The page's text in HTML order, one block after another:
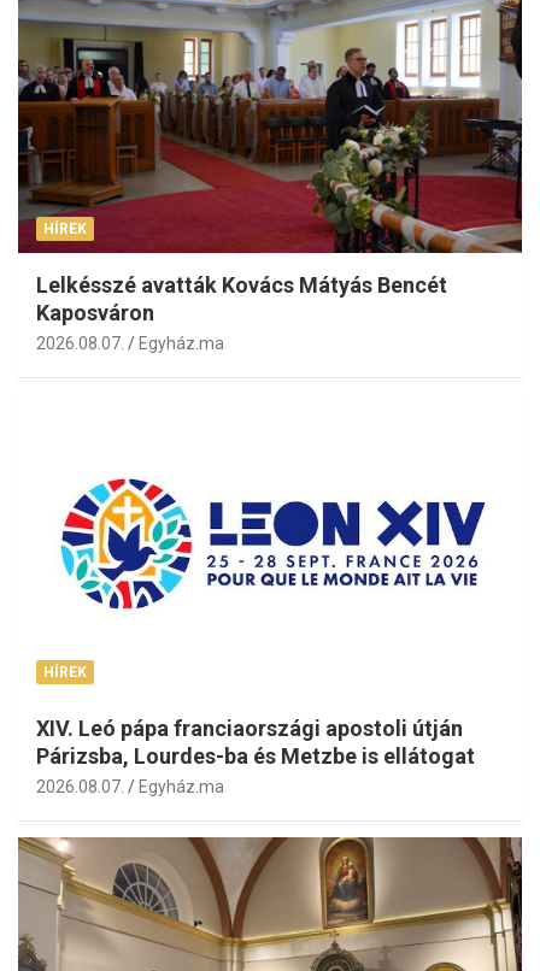
HÍREK
Lelkésszé avatták Kovács Mátyás Bencét
Kaposváron
2026.08.07. Egyház.ma
HÍREK
XIV. Leó pápa franciaországi apostoli útján
Párizsba, Lourdes-ba és Metzbe is ellátogat
2026.08.07. Egyház.ma